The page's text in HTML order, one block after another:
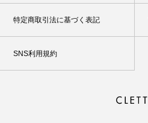
特定商取引法に基づく表記
SNS利用規約